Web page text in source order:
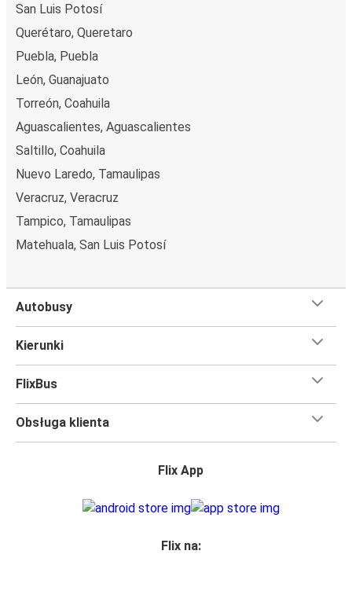
San Luis Potosí
Querétaro, Queretaro
Puebla, Puebla
León, Guanajuato
Torreón, Coahuila
Aguascalientes, Aguascalientes
Saltillo, Coahuila
Nuevo Laredo, Tamaulipas
Veracruz, Veracruz
Tampico, Tamaulipas
Matehuala, San Luis Potosí
Autobusy
Kierunki
FlixBus
Obsługa klienta
Flix App
Flix na: